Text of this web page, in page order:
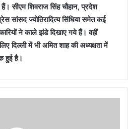
सीएम शिवराज सिंह चौहान, प्रदेश
सांसद ज्योतिरादित्य सिंधिया समेत कई
ने काले झंडे दिखाए गये हैं। वहीं
दिल्ली में भी अमित शाह की अध्यक्षता में
हुई है।